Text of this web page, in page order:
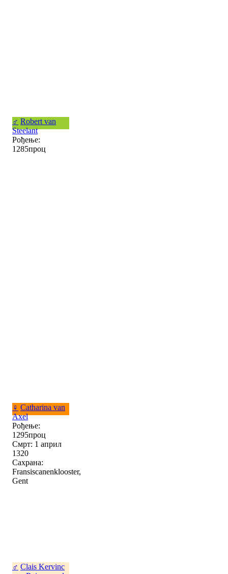
♂ Robert van
Steelant
Рођење:
1285проц
♀ Catharina van
Axel
Рођење:
1295проц
Смрт: 1 април
1320
Сахрана:
Fransiscanenklooster,
Gent
♂ Clais Kervinc